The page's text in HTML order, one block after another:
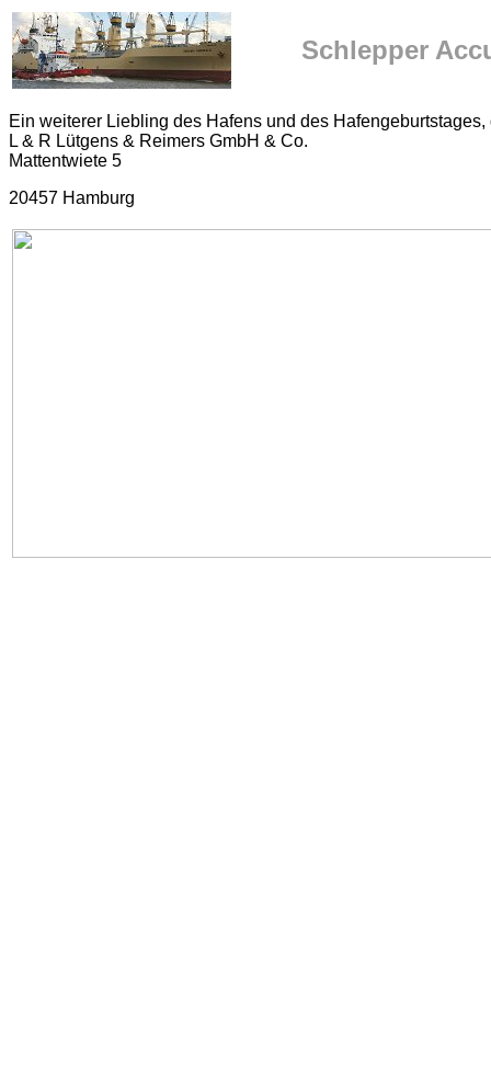
Schlepper
Ein weiterer Liebling des Hafens und des
L & R Lütgens & Reimers GmbH & Co.
Mattentwiete 5
20457 Hamburg